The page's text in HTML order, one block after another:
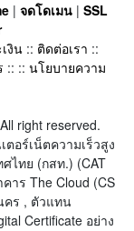
| จดโดเมน | SSL
งิน :: ติดต่อเรา ::
:: :: นโยบายความ
right reserved.
อร์เน็ตความเร็วสูง
ไทย (กสท.) (CAT
าร The Cloud (CS
คร , ตัวแทน
Certificate อย่าง